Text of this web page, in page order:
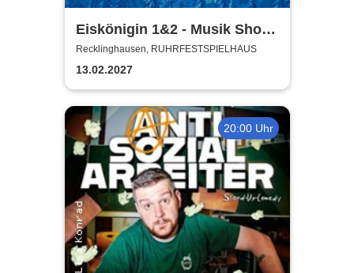
Eiskönigin 1&2 - Musik Show
auf Eis
Recklinghausen, RUHRFESTSPIELHAUS
13.02.2027
20:00 Uhr